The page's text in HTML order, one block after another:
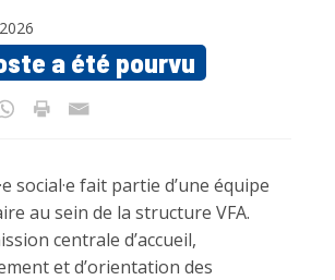
a été pourvu
social·e fait partie d’une équipe
au sein de la structure VFA.
centrale d’accueil,
et d’orientation des